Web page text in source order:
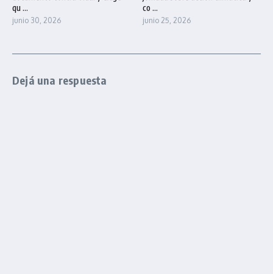
qu ...
junio 30, 2026
co ...
junio 25, 2026
Dejá una respuesta